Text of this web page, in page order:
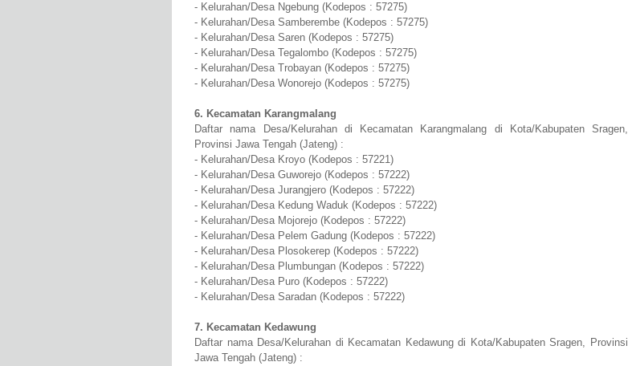
- Kelurahan/Desa Ngebung (Kodepos : 57275)
- Kelurahan/Desa Samberembe (Kodepos : 57275)
- Kelurahan/Desa Saren (Kodepos : 57275)
- Kelurahan/Desa Tegalombo (Kodepos : 57275)
- Kelurahan/Desa Trobayan (Kodepos : 57275)
- Kelurahan/Desa Wonorejo (Kodepos : 57275)
6. Kecamatan Karangmalang
Daftar nama Desa/Kelurahan di Kecamatan Karangmalang di Kota/Kabupaten Sragen,
Provinsi Jawa Tengah (Jateng) :
- Kelurahan/Desa Kroyo (Kodepos : 57221)
- Kelurahan/Desa Guworejo (Kodepos : 57222)
- Kelurahan/Desa Jurangjero (Kodepos : 57222)
- Kelurahan/Desa Kedung Waduk (Kodepos : 57222)
- Kelurahan/Desa Mojorejo (Kodepos : 57222)
- Kelurahan/Desa Pelem Gadung (Kodepos : 57222)
- Kelurahan/Desa Plosokerep (Kodepos : 57222)
- Kelurahan/Desa Plumbungan (Kodepos : 57222)
- Kelurahan/Desa Puro (Kodepos : 57222)
- Kelurahan/Desa Saradan (Kodepos : 57222)
7. Kecamatan Kedawung
Daftar nama Desa/Kelurahan di Kecamatan Kedawung di Kota/Kabupaten Sragen, Provinsi
Jawa Tengah (Jateng) :